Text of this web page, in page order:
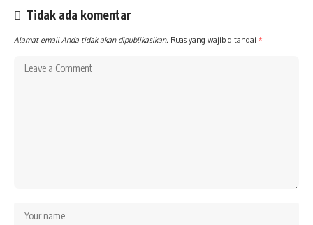
Tidak ada komentar
Alamat email Anda tidak akan dipublikasikan. Ruas yang wajib ditandai *